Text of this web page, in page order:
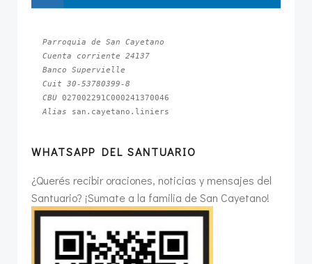
Parroquia de San Cayetano
Cuenta corriente 24137
Banco Supervielle
Cuit 30-53780399-8
CBU
Alias san.cayetano.liniers
WHATSAPP DEL SANTUARIO
¿Querés recibir oraciones, noticias y mensajes del
Santuario? ¡Sumate a la familia de San Cayetano!